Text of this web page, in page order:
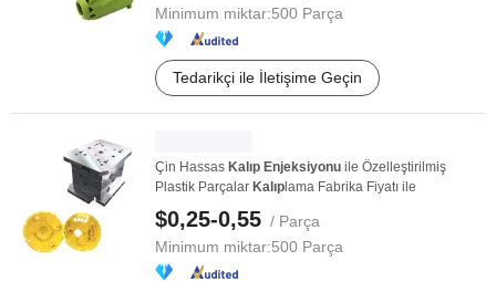
Minimum miktar:500 Parça
Tedarikçi ile İletişime Geçin
Çin Hassas Kalıp Enjeksiyonu ile Özelleştirilmiş
Plastik Parçalar Kalıp lama Fabrika Fiyatı ile
$0,25-0,55 / Parça
Minimum miktar:500 Parça